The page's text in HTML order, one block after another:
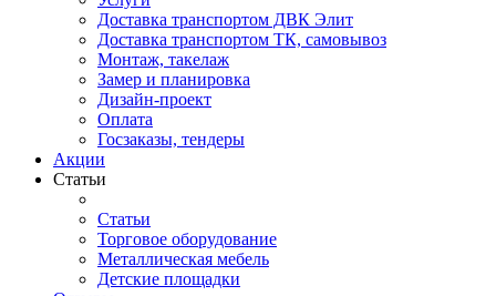
Доставка транспортом ДВК Элит
Доставка транспортом ТК, самовывоз
Монтаж, такелаж
Замер и планировка
Дизайн-проект
Оплата
Госзаказы, тендеры
Акции
Статьи
Статьи
Торговое оборудование
Металлическая мебель
Детские площадки